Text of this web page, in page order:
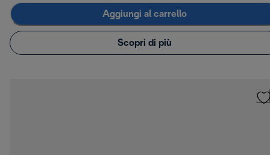
Aggiungi al carrello
Scopri di più